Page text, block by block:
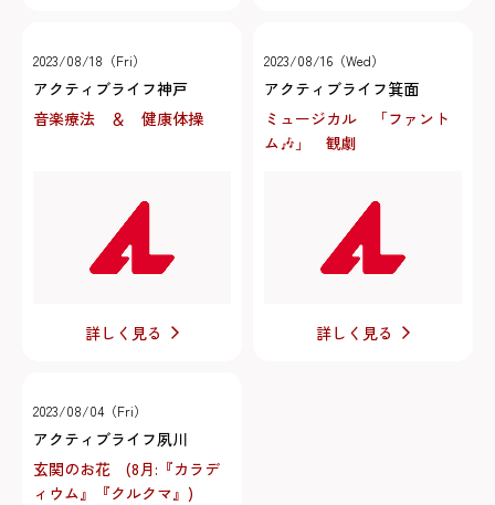
2023/08/18（Fri）
アクティブライフ神戸
音楽療法 ＆ 健康体操
詳しく見る
2023/08/16（Wed）
アクティブライフ箕面
ミュージカル 「ファント
ム🎶」 観劇
詳しく見る
2023/08/04（Fri）
アクティブライフ夙川
玄関のお花 (8月:『カラデ
ィウム』『クルクマ』)